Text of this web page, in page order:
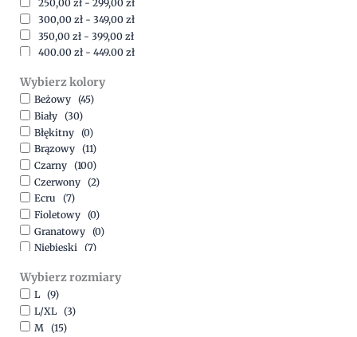
250,00 zł - 299,00 zł
300,00 zł - 349,00 zł
350,00 zł - 399,00 zł
400,00 zł - 449,00 zł
500,00zł-1500,00
Wybierz kolory
Beżowy (45)
Biały (30)
Błękitny (0)
Brązowy (11)
Czarny (100)
Czerwony (2)
Ecru
(7)
Fioletowy (0)
Granatowy (0)
Niebieski (7)
Pomarańczowy
(2)
Różowy
Srebrny
Szary
Wybierz rozmiary
L (9)
L/XL (3)
M (15)